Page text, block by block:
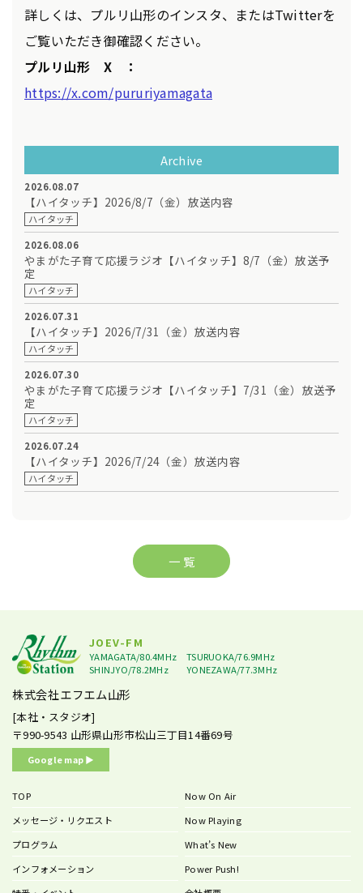
詳しくは、プルリ山形のインスタ、またはTwitterを
ご覧いただき御確認ください。
プルリ山形 X ：
https://x.com/pururiyamagata
Archive
2026.08.07
【ハイタッチ】2026/8/7（金）放送内容
ハイタッチ
2026.08.06
やまがた子育て応援ラジオ【ハイタッチ】8/7（金）放送予
定
ハイタッチ
2026.07.31
【ハイタッチ】2026/7/31（金）放送内容
ハイタッチ
2026.07.30
やまがた子育て応援ラジオ【ハイタッチ】7/31（金）放送予
定
ハイタッチ
2026.07.24
【ハイタッチ】2026/7/24（金）放送内容
ハイタッチ
一 覧
JOEV-FM
YAMAGATA/80.4MHz
TSURUOKA/76.9MHz
SHINJYO/78.2MHz
YONEZAWA/77.3MHz
株式会社エフエム山形
[本社・スタジオ]
〒990-9543 山形県山形市松山三丁目14番69号
Google map ▶︎
TOP
メッセージ・リクエスト
プログラム
インフォメーション
Now On Air
Now Playing
What’s New
Power Push!